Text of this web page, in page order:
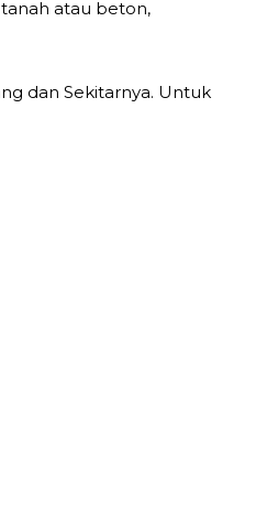
atau beton,
dan Sekitarnya. Untuk